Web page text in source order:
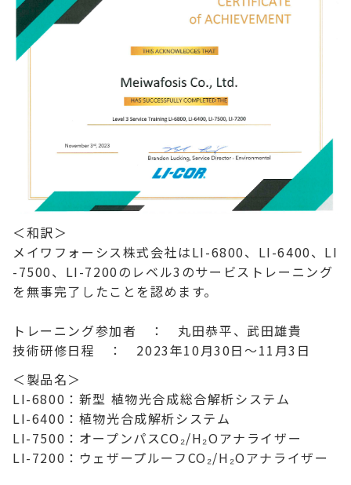
＜和訳＞
メイワフォーシス株式会社はLI-6800、LI-6400、LI
-7500、LI-7200のレベル3のサービストレーニング
を無事完了したことを認めます。
トレーニング参加者 ： 丸田恭平、武田雄貴
技術研修日程 ： 2023年10月30日～11月3日
＜製品名＞
LI-6800：新型 植物光合成総合解析システム
LI-6400：植物光合成解析システム
LI-7500：オープンパスCO₂/H₂Oアナライザー
LI-7200：ウェザープルーフCO₂/H₂Oアナライザー